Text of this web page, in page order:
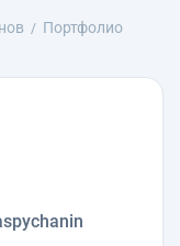
Портфолио